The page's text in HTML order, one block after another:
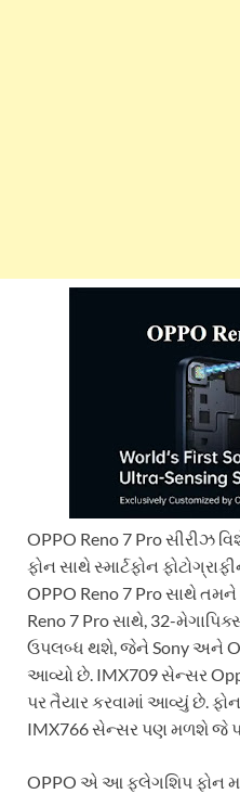
OPPO Reno 7 Pro સીરીઝ
ફોન સાથે સ્માર્ટફોન
OPPO Reno 7 Pro સાથે
Reno 7 Pro સાથે, 32-
ઉપલબ્ધ થશે, જેને Sony અને
આવ્યો છે. IMX709 સેન્સર
પર તૈયાર કરવામાં આવ્યું છે.
IMX766 સેન્સર પણ મળશે જે
OPPO એ આ ફ્લેગશિપ ફોન